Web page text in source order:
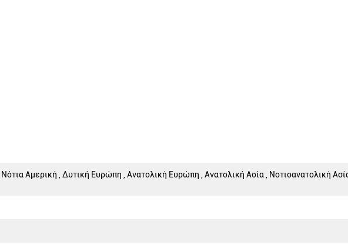
Νότια Αμερική , Δυτική Ευρώπη , Ανατολική Ευρώπη , Ανατολική Ασία , Νοτιοανατολική